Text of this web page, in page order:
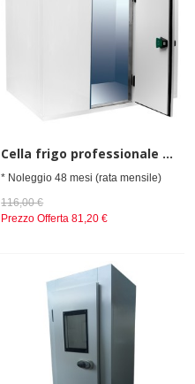
Cella frigo professionale da spessore 80 mm,senza gruppo refrigerante h=2010 mm, 2700x2100 mm
* Noleggio 48 mesi (rata mensile)
116,00 €
Prezzo Offerta 81,20 €